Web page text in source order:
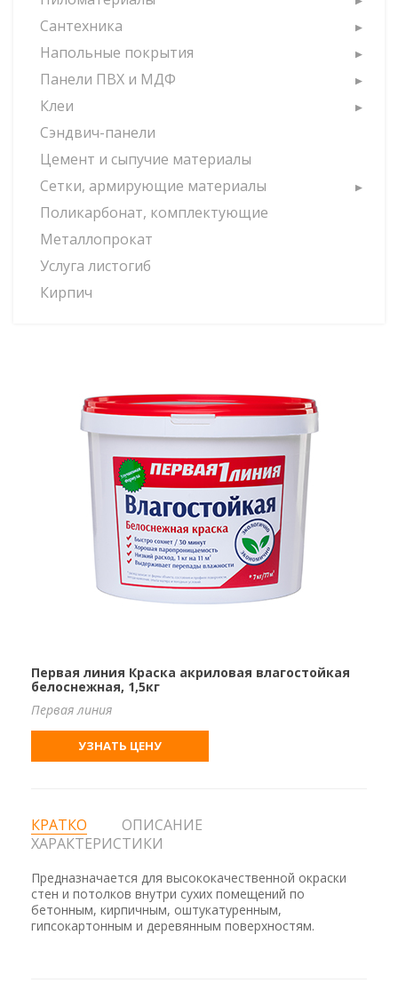
Сантехника
Напольные покрытия
Панели ПВХ и МДФ
Клеи
Сэндвич-панели
Цемент и сыпучие материалы
Сетки, армирующие материалы
Поликарбонат, комплектующие
Металлопрокат
Услуга листогиб
Кирпич
Первая линия Краска акриловая влагостойкая
белоснежная, 1,5кг
Первая линия
УЗНАТЬ ЦЕНУ
КРАТКО
ОПИСАНИЕ
ХАРАКТЕРИСТИКИ
Предназначается для высококачественной окраски
стен и потолков внутри сухих помещений по
бетонным, кирпичным, оштукатуренным,
гипсокартонным и деревянным поверхностям.